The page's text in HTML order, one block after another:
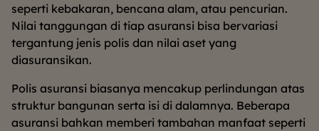
seperti kebakaran, bencana alam, atau pencurian.
Nilai tanggungan di tiap asuransi bisa bervariasi
tergantung jenis polis dan nilai aset yang
diasuransikan.
Polis asuransi biasanya mencakup perlindungan atas
struktur bangunan serta isi di dalamnya. Beberapa
asuransi bahkan memberi tambahan manfaat seperti